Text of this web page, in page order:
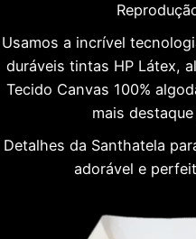
Usamos a incrível
duráveis tintas HP Látex,
Tecido Canvas 100%
mais
Detalhes da Santhatela
adorável e